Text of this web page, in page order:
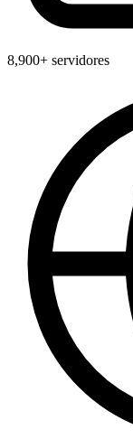
8,900+ servidores